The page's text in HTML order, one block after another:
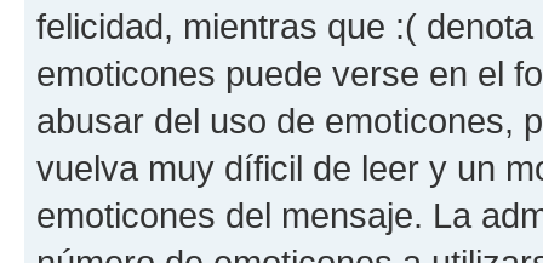
felicidad, mientras que :(
emoticones puede verse en el
abusar del uso de emoticones,
vuelva muy díficil de leer y un
emoticones del mensaje. La